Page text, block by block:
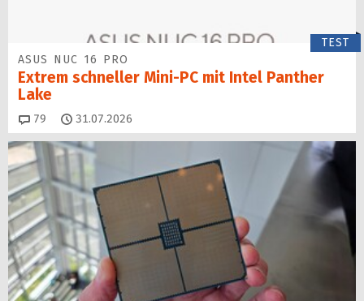
TEST
ASUS NUC 16 PRO
Extrem schneller Mini-PC mit Intel Panther
Lake
79 Kommentare
31.07.2026